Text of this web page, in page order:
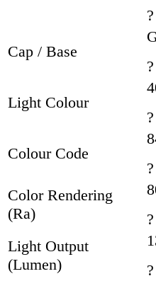
?
Cap / Base
?
Light Colour
?
Colour Code
?
Color Rendering
(Ra)
?
Light Output
(Lumen)
?